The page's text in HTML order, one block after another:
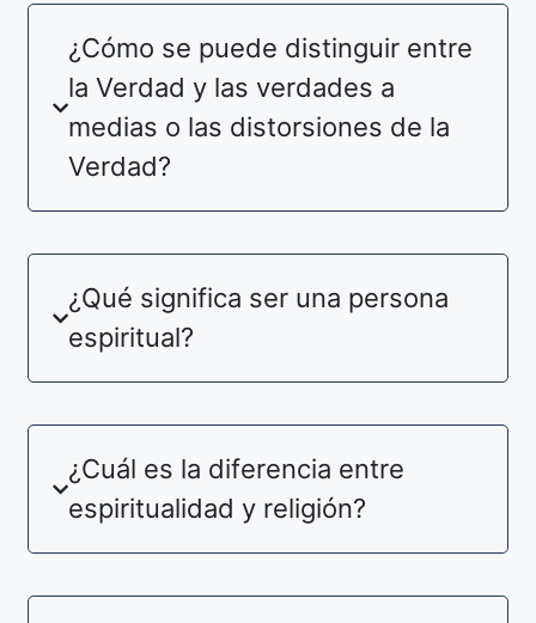
¿Cómo se puede distinguir entre
la Verdad y las verdades a
medias o las distorsiones de la
Verdad?
¿Qué significa ser una persona
espiritual?
¿Cuál es la diferencia entre
espiritualidad y religión?